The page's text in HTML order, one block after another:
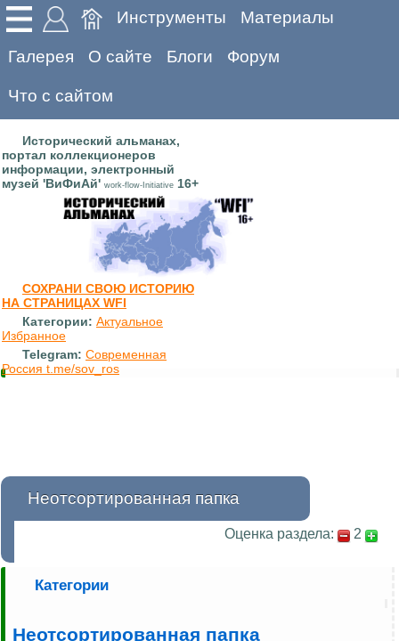
Инструменты Материалы
Галерея О сайте Блоги Форум
Что с сайтом
Исторический альманах,
портал коллекционеров
информации, электронный
музей 'ВиФиАй' work-flow-Initiative 16+
СОХРАНИ СВОЮ ИСТОРИЮ
НА СТРАНИЦАХ WFI
Категории: Актуальное
Избранное
Telegram: Современная
Россия t.me/sov_ros
Неотсортированная папка
Оценка раздела: 2
Категории
Неотсортированная папка